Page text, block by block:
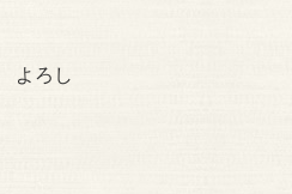
よろし